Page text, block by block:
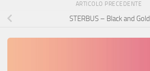
ARTICOLO PRECEDENTE
STERBUS – Black and Gold